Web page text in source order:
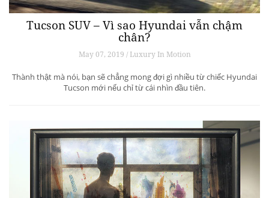
Tucson SUV – Vì sao Hyundai vẫn chậm
chân?
May 07, 2019 / Luxury In Motion
Thành thật mà nói, bạn sẽ chẳng mong đợi gì nhiều từ chiếc Hyundai
Tucson mới nếu chỉ từ cái nhìn đầu tiên.